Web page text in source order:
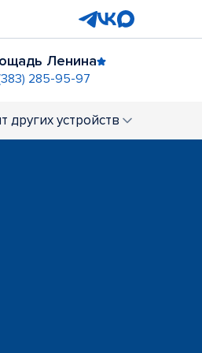
Ленина
285-95-97
других устройств